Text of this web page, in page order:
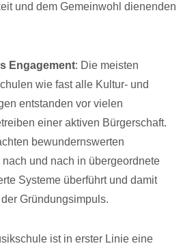
und dem Gemeinwohl dienenden
Engagement: Die meisten
wie fast alle Kultur- und
entstanden vor vielen
einer aktiven Bürgerschaft.
bewundernswerten
und nach in übergeordnete
Systeme überführt und damit
Gründungsimpuls.
ist in erster Linie eine